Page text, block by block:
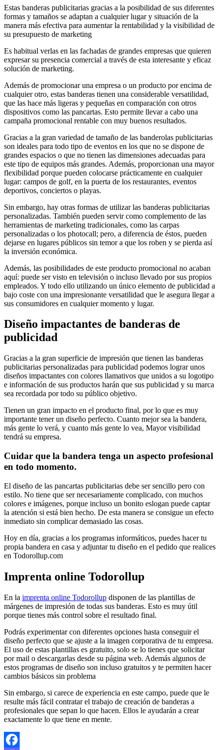
Estas banderas publicitarias gracias a la posibilidad de sus diferentes
formas y tamaños se adaptan a cualquier lugar y situación de la
manera más efectiva para aumentar la rentabilidad y la visibilidad de
su presupuesto de marketing
Es habitual verlas en las fachadas de grandes empresas que quieren
expresar su presencia comercial a través de esta interesante y eficaz
solución de marketing.
Además de promocionar una empresa o un producto por encima de
cualquier otro, estas banderas tienen una considerable versatilidad,
que las hace más ligeras y pequeñas en comparación con otros
dispositivos como las pancartas. Esto permite llevar a cabo una
campaña promocional rentable con muy buenos resultados.
Gracias a la gran variedad de tamaño de las banderolas publicitarias
son ideales para todo tipo de eventos en los que no se dispone de
grandes espacios o que no tienen las dimensiones adecuadas para
este tipo de equipos más grandes. Además, proporcionan una mayor
flexibilidad porque pueden colocarse prácticamente en cualquier
lugar: campos de golf, en la puerta de los restaurantes, eventos
deportivos, conciertos o playas.
Sin embargo, hay otras formas de utilizar las banderas publicitarias
personalizadas. También pueden servir como complemento de las
herramientas de marketing tradicionales, como las carpas
personalizadas o los photocall; pero, a diferencia de éstos, pueden
dejarse en lugares públicos sin temor a que los roben y se pierda así
la inversión económica.
Además, las posibilidades de este producto promocional no acaban
aquí: puede ser visto en televisión o incluso llevado por sus propios
empleados. Y todo ello utilizando un único elemento de publicidad a
bajo coste con una impresionante versatilidad que le asegura llegar a
sus consumidores en cualquier momento y lugar.
Diseño impactantes de banderas de
publicidad
Gracias a la gran superficie de impresión que tienen las banderas
publicitarias personalizadas para publicidad podemos lograr unos
diseños impactantes con colores llamativos que unidos a su logotipo
e información de sus productos harán que sus publicidad y su marca
sea recordada por todo su público objetivo.
Tienen un gran impacto en el producto final, por lo que es muy
importante tener un diseño perfecto. Cuanto mejor sea la bandera,
más gente lo verá, y cuanto más gente lo vea, Mayor visibilidad
tendrá su empresa.
Cuidar que la bandera tenga un aspecto profesional
en todo momento.
El diseño de las pancartas publicitarias debe ser sencillo pero con
estilo. No tiene que ser necesariamente complicado, con muchos
colores e imágenes, porque incluso un bonito eslogan puede captar
la atención si está bien hecho. De esta manera se consigue un efecto
inmediato sin complicar demasiado las cosas.
Hoy en día, gracias a los programas informáticos, puedes hacer tu
propia bandera en casa y adjuntar tu diseño en el pedido que realices
en Todorollup.com
Imprenta online Todorollup
En la imprenta online Todorollup disponen de las plantillas de
márgenes de impresión de todas sus banderas. Esto es muy útil
porque tienes más control sobre el resultado final.
Podrás experimentar con diferentes opciones hasta conseguir el
diseño perfecto que se ajuste a la imagen corporativa de tu empresa.
El uso de estas plantillas es gratuito, solo se lo tienes que solicitar
por mail o descargarlas desde su página web. Además algunos de
estos programas de diseño son incluso gratuitos y te permiten hacer
cambios básicos sin problema
Sin embargo, si carece de experiencia en este campo, puede que le
resulte más fácil contratar el trabajo de creación de banderas a
profesionales que sepan lo que hacen. Ellos le ayudarán a crear
exactamente lo que tiene en mente.